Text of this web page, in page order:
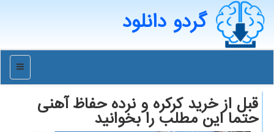
گردو دانلود
منو
قبل از خرید کرکره و نرده حفاظ آهنی
حتما این مطلب را بخوانید